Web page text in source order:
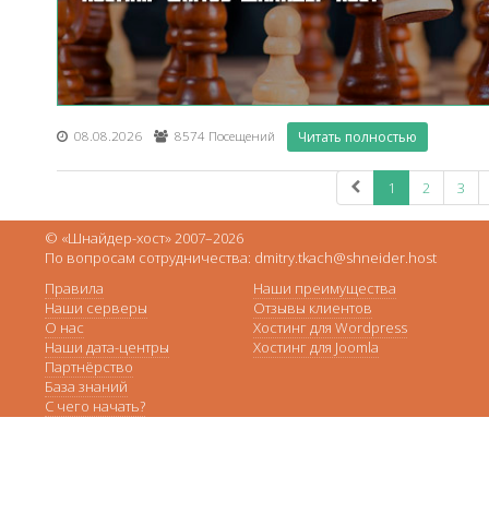
08.08.2026 8574 Посещений Читать полностью
1 2 3
© «Шнайдер-хост» 2007–2026
По вопросам сотрудничества: dmitry.tkach@shneider.host
Правила
Наши серверы
О нас
Наши дата-центры
Партнёрство
База знаний
С чего начать?
Наши преимущества
Отзывы клиентов
Хостинг для Wordpress
Хостинг для Joomla